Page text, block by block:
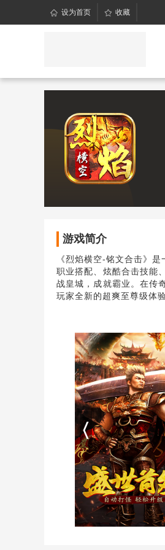
设为首页 收藏
游戏简介
《烈焰横空-铭文合击》
职业搭配、炫酷合击技能
战皇城，成就霸业。在传
玩家全新的超爽至尊级体验